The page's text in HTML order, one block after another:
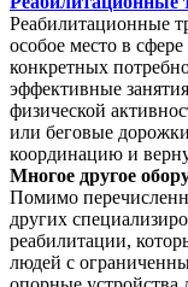
Реабилитационные
особое место в
конкретных
эффективные
физической
или беговые
координацию и
Многое другое
Помимо
других
реабилитации,
людей с